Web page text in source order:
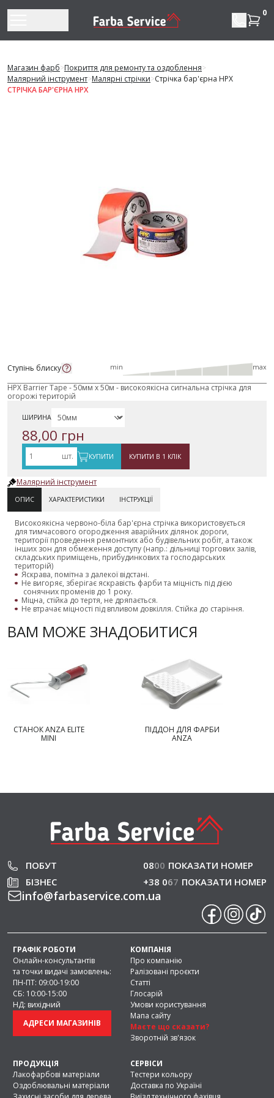
0
Магазин фарб>Покриття для ремонту та оздоблення>
Малярний інструмент>Малярні стрічки>Стрічка бар'єрна HPX
СТРІЧКА БАР'ЄРНА HPX
Ступінь блиску min max
HPX Barrier Tape - 50мм x 50м - високоякісна сигнальна стрічка для
огорожі територій
ШИРИНА
88,00 грн
шт. КУПИТИ КУПИТИ В 1 КЛІК
Малярний інструмент
ОПИС ХАРАКТЕРИСТИКИ ІНСТРУКЦІЇ
Високоякісна червоно-біла бар'єрна стрічка використовується
для тимчасового огородження аварійних ділянок дороги,
території проведення ремонтних або будівельних робіт, а також
інших зон для обмеження доступу (напр.: дільниці торгових залів,
складських приміщень, прибудинкових та господарських
територій)
Яскрава, помітна з далекої відстані.
Не вигоряє, зберігає яскравість фарби та міцність під дією
сонячних променів до 1 року.
Міцна, стійка до тертя, не дряпається.
Не втрачає міцності під впливом довкілля. Стійка до старіння.
ВАМ МОЖЕ ЗНАДОБИТИСЯ
СТАНОК ANZA ELITE
MINI
ПІДДОН ДЛЯ ФАРБИ
ANZA
ПОБУТ 0800 ПОКАЗАТИ НОМЕР
БІЗНЕС
+38 067 ПОКАЗАТИ НОМЕР
info@farbaservice.com.ua
КОМПАНІЯ
Про компанію
Ралізовані проєкти
Статті
Глосарій
Умови користування
Мапа сайту
Маєте що сказати?
Зворотній зв'язок
ПРОДУКЦІЯ
Лакофарбові матеріали
Оздоблювальні матеріали
СЕРВІСИ
Тестери кольору
Доставка по Україні
ГРАФІК РОБОТИ
Онлайн-консультантів
та точки видачі замовлень:
ПН-ПТ: 09:00-19:00
СБ: 10:00-15:00
НД: вихідний
АДРЕСИ МАГАЗИНІВ